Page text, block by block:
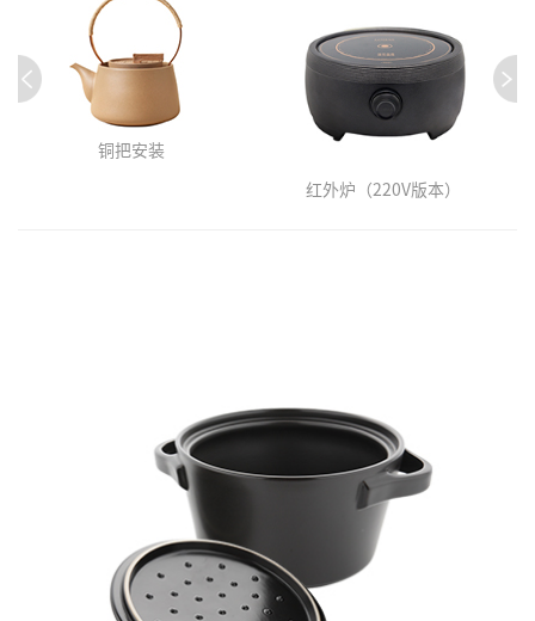
铜把安装
红外炉（220V版本）